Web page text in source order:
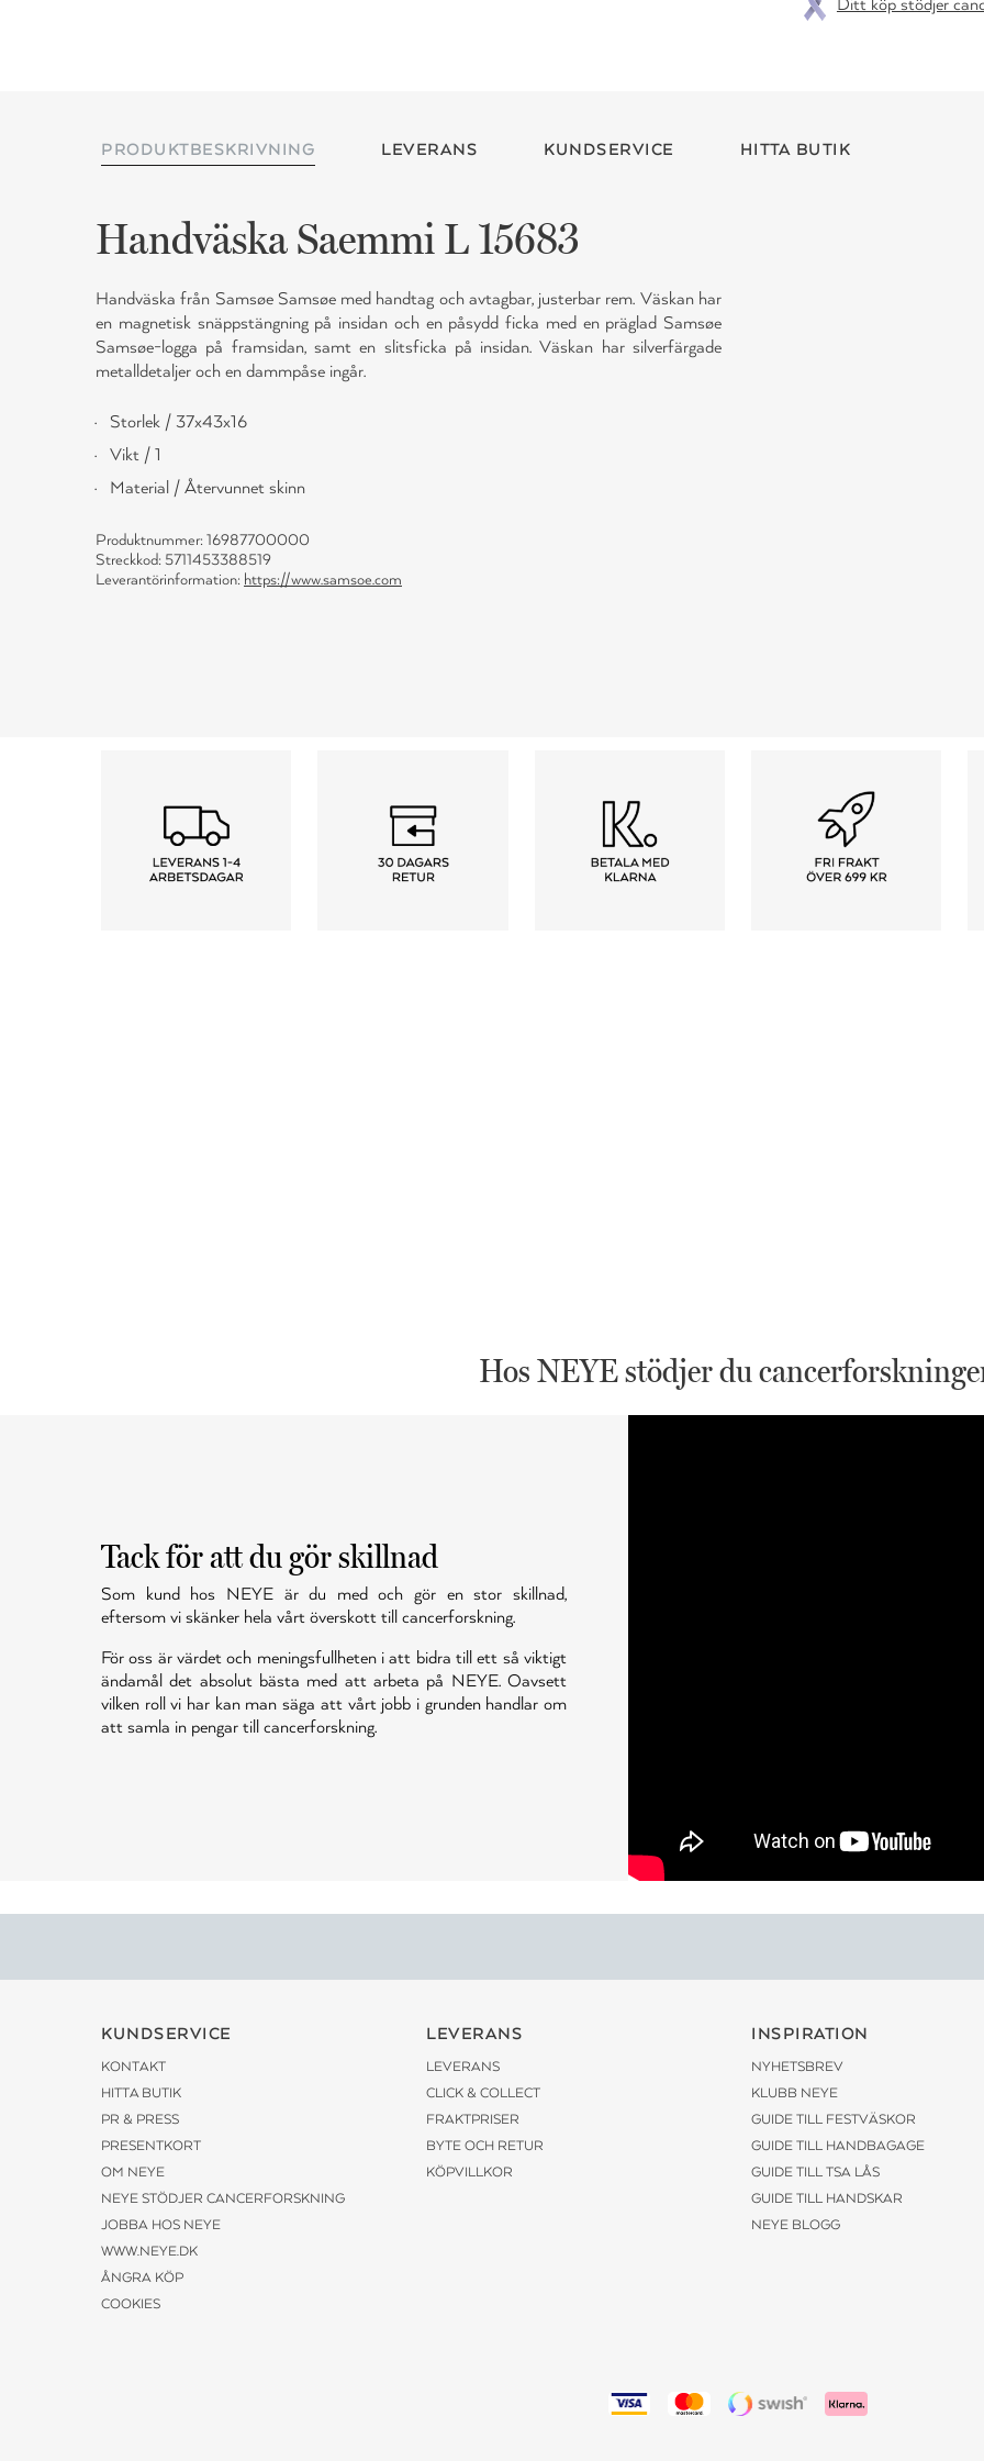
Ditt köp stödjer
PRODUKTBESKRIVNING LEVERANS KUNDSERVICE HITTA BUTIK
Handväska Saemmi L 15683
Handväska från Samsøe Samsøe med handtag och avtagbar, justerbar rem. Väskan har
en magnetisk snäppstängning på insidan och en påsydd ficka med en präglad Samsøe
Samsøe-logga på framsidan, samt en slitsficka på insidan. Väskan har silverfärgade
metalldetaljer och en dammpåse ingår.
Storlek / 37x43x16
Vikt / 1
Material / Återvunnet skinn
Produktnummer: 16987700000
Streckkod: 5711453388519
Leverantörinformation: https://www.samsoe.com
Hos NEYE stödjer du
Tack för att du gör skillnad
Som kund hos NEYE är du med och gör en stor skillnad,
eftersom vi skänker hela vårt överskott till cancerforskning.
För oss är värdet och meningsfullheten i att bidra till ett så viktigt
ändamål det absolut bästa med att arbeta på NEYE. Oavsett
vilken roll vi har kan man säga att vårt jobb i grunden handlar om
att samla in pengar till cancerforskning.
KUNDSERVICE
KONTAKT
HITTA BUTIK
PR & PRESS
PRESENTKORT
OM NEYE
NEYE STÖDJER CANCERFORSKNING
JOBBA HOS NEYE
WWW.NEYE.DK
ÅNGRA KÖP
COOKIES
LEVERANS
LEVERANS
CLICK & COLLECT
FRAKTPRISER
BYTE OCH RETUR
KÖPVILLKOR
INSPIRATION
NYHETSBREV
KLUBB NEYE
GUIDE TILL FESTVÄSKOR
GUIDE TILL HANDBAGAGE
GUIDE TILL TSA LÅS
GUIDE TILL HANDSKAR
NEYE BLOGG